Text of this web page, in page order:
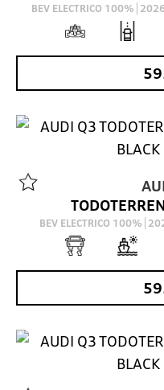
BEV ELECTRICO 100% 2026
BEV ELECTRICO 100%